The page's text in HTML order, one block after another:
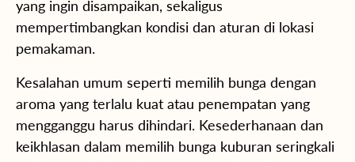
yang ingin disampaikan, sekaligus
mempertimbangkan kondisi dan aturan di lokasi
pemakaman.
Kesalahan umum seperti memilih bunga dengan
aroma yang terlalu kuat atau penempatan yang
mengganggu harus dihindari. Kesederhanaan dan
keikhlasan dalam memilih bunga kuburan seringkali